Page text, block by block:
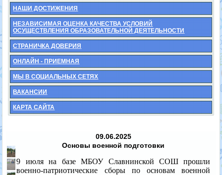
НАШИ ДОСТИЖЕНИЯ
НЕЗАВИСИМАЯ ОЦЕНКА КАЧЕСТВА УСЛОВИЙ
ОСУЩЕСТВЛЕНИЯ ОБРАЗОВАТЕЛЬНОЙ ДЕЯТЕЛЬНОСТИ
СТРАНИЧКА ДОВЕРИЯ
ОНЛАЙН - ПРИЕМНАЯ
МЫ В СОЦИАЛЬНЫХ СЕТЯХ
ВАКАНСИИ
КАРТА САЙТА
09.06.2025
Основы военной подготовки
9 июля на базе МБОУ Славнинской СОШ прошли
военно-патриотические сборы по основам военной